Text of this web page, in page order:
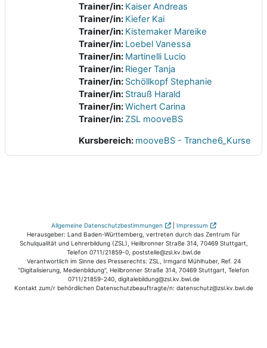
Trainer/in: Kaiser Andreas
Trainer/in: Kiefer Kai
Trainer/in: Kistemaker Mareike
Trainer/in: Loebel Vanessa
Trainer/in: Martinelli Lucio
Trainer/in: Rieger Tanja
Trainer/in: Schöllkopf Stephanie
Trainer/in: Strauß Harald
Trainer/in:Wichert Carina
Trainer/in: ZSL mooveBS
Kursbereich: mooveBS - Tranche6_Kurse
Allgemeine Datenschutzbestimmungen | Impressum
Herausgeber: Land Baden-Württemberg, vertreten durch das Zentrum für
Schulqualität und Lehrerbildung (ZSL), Heilbronner Straße 314, 70469 Stuttgart,
Telefon 0711/21859-0, poststelle@zsl.kv.bwl.de
Verantwortlich im Sinne des Presserechts: ZSL, Irmgard Mühlhuber, Ref. 24
"Digitalisierung, Medienbildung", Heilbronner Straße 314, 70469 Stuttgart, Telefon
0711/21859-240, digitalebildung@zsl.kv.bwl.de
Kontakt zum/r behördlichen Datenschutzbeauftragte/n: datenschutz@zsl.kv.bwl.de